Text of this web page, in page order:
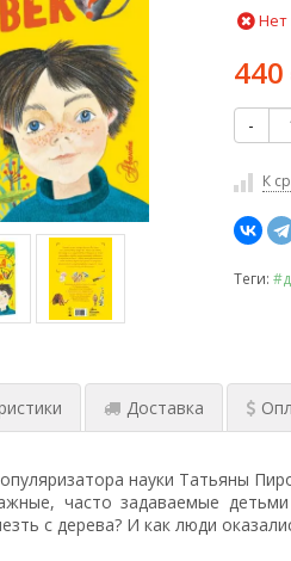
Нет
440
-
К
Теги:
Доставка
науки Татьяны
часто задаваемые
с дерева? И как люди